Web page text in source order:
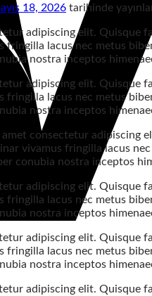
18, 2026 tarihinde
adipiscing elit. Quisque
fringilla lacus nec metus
nostra inceptos
adipiscing elit. Quisque
fringilla lacus nec metus
nostra inceptos
amet consectetur adipiscing
vivamus fringilla lacus
conubia nostra inceptos
adipiscing elit. Quisque
fringilla lacus nec metus
nostra inceptos
adipiscing elit. Quisque
fringilla lacus nec metus
nostra inceptos
adipiscing elit. Quisque